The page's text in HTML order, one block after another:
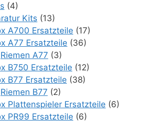
(4)
Kits (13)
A700 Ersatzteile (17)
A77 Ersatzteile (36)
Riemen A77 (3)
B750 Ersatzteile (12)
B77 Ersatzteile (38)
Riemen B77 (2)
Plattenspieler Ersatzteile (6)
PR99 Ersatzteile (6)